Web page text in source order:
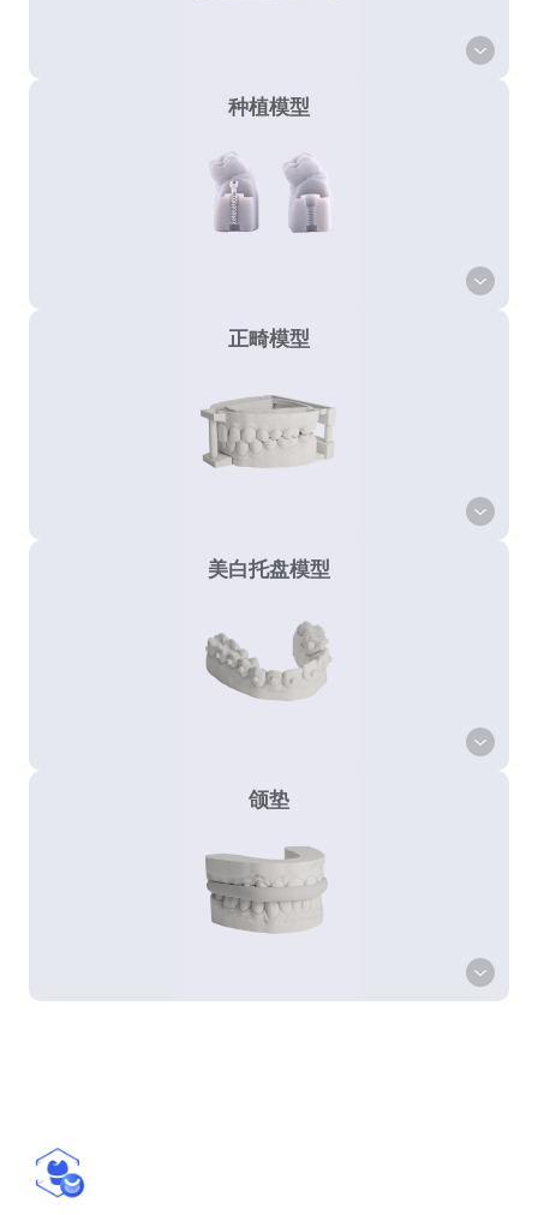
种植模型
正畸模型
美白托盘模型
颌垫